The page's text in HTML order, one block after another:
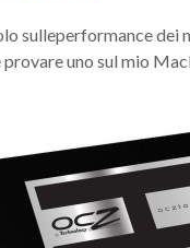
sulleperformance dei
uno sul mio